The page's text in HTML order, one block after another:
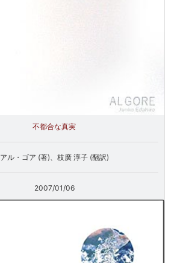
不都合な真実
アル・ゴア (著)、枝廣 淳子 (翻訳)
2007/01/06